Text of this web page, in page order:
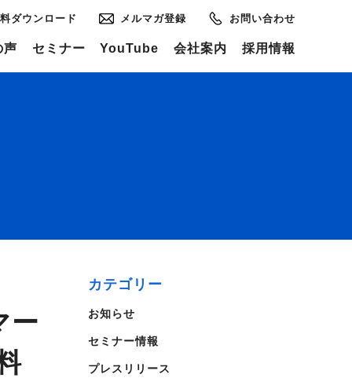
ダウンロード メルマガ登録 お問い合わせ
声 セミナー YouTube 会社案内 採用情報
ー
カテゴリー
お知らせ
セミナー情報
プレスリリース